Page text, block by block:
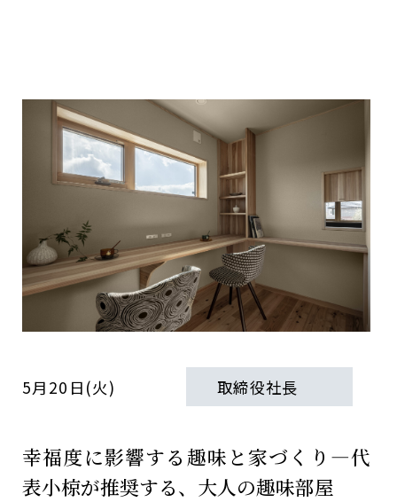
5月20日(火) 取締役社長
幸福度に影響する趣味と家づくり―代
表小椋が推奨する、大人の趣味部屋